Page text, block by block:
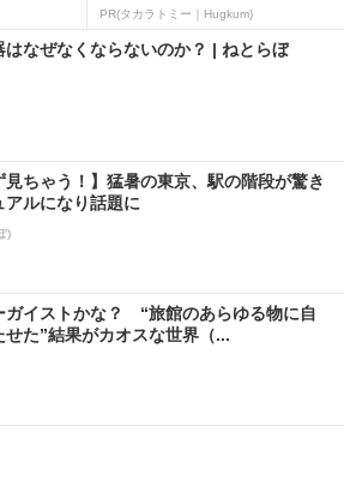
PR(タカラトミー｜Hugkum)
はなぜなくならないのか？ | ねとらぼ
見ちゃう！】猛暑の東京、駅の階段が驚き
アルになり話題に
)
ガイストかな？ “旅館のあらゆる物に自
せた”結果がカオスな世界（...